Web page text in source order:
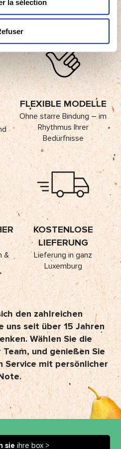
la sélection
Über 100 Jahre Erfahrung
mit Obst & Gemüse
FLEXIBLE MODELLE
Ohne starre Bindung – im
Rhythmus Ihrer
Bedürfnisse
&
KOSTENLOSE
LIEFERUNG
Lieferung in ganz
Luxemburg
den zahlreichen
uns seit über 15 Jahren
Wählen Sie die
und genießen Sie
Service mit persönlicher
sie ihre box >